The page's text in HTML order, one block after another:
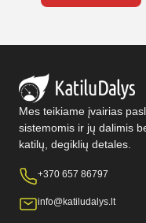
Mes teikiame įvairias
sistemomis ir jų dalimis
katilų, degiklių detales.
+370 657 86797
info@katiludalys.lt